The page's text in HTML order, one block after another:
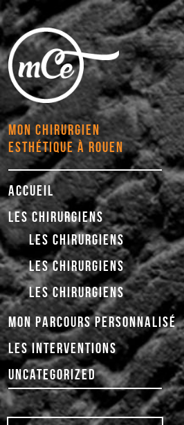
MON CHIRURGIEN
ESTHÉTIQUE À ROUEN
ACCUEIL
LES CHIRURGIENS
LES CHIRURGIENS
LES CHIRURGIENS
LES CHIRURGIENS
MON PARCOURS PERSONNALISÉ
LES INTERVENTIONS
UNCATEGORIZED